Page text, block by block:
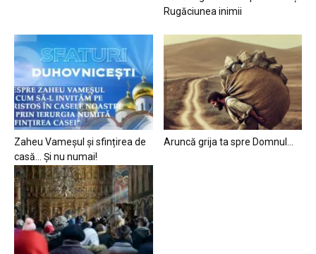
Rugăciunea inimii
Zaheu Vameșul și sfințirea de
casă… Și nu numai!
Aruncă grija ta spre Domnul…